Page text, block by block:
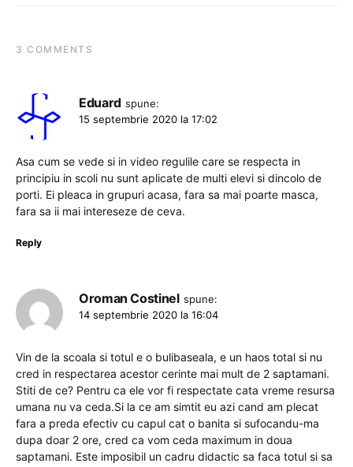
3 COMMENTS
Eduard spune:
15 septembrie 2020 la 17:02
Asa cum se vede si in video regulile care se respecta in
principiu in scoli nu sunt aplicate de multi elevi si dincolo de
porti. Ei pleaca in grupuri acasa, fara sa mai poarte masca,
fara sa ii mai intereseze de ceva.
Reply
Oroman Costinel spune:
14 septembrie 2020 la 16:04
Vin de la scoala si totul e o bulibaseala, e un haos total si nu
cred in respectarea acestor cerinte mai mult de 2 saptamani.
Stiti de ce? Pentru ca ele vor fi respectate cata vreme resursa
umana nu va ceda.Si la ce am simtit eu azi cand am plecat
fara a preda efectiv cu capul cat o banita si sufocandu-ma
dupa doar 2 ore, cred ca vom ceda maximum in doua
saptamani. Este imposibil un cadru didactic sa faca totul si sa